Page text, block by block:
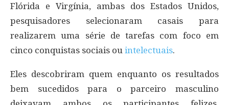
Flórida e Virgínia, ambas dos Estados Unidos,
pesquisadores selecionaram casais para
realizarem uma série de tarefas com foco em
cinco conquistas sociais ou intelectuais.
Eles descobriram quem enquanto os resultados
bem sucedidos para o parceiro masculino